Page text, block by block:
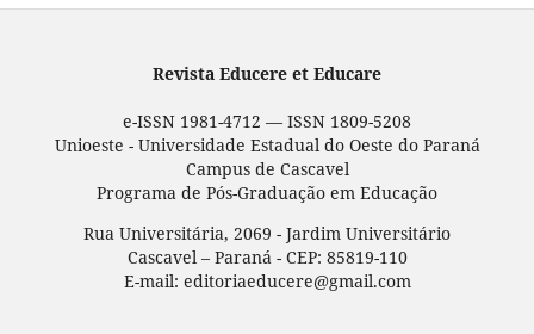
Revista Educere et Educare
e-ISSN 1981-4712 — ISSN 1809-5208
Unioeste - Universidade Estadual do Oeste do Paraná
Campus de Cascavel
Programa de Pós-Graduação em Educação
Rua Universitária, 2069 - Jardim Universitário
Cascavel – Paraná - CEP: 85819-110
E-mail: editoriaeducere@gmail.com